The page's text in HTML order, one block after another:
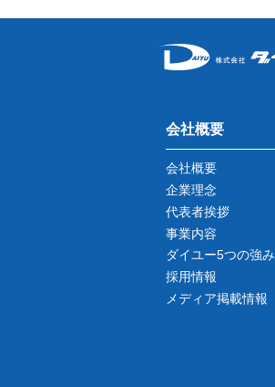
会社概要
会社概要
企業理念
代表者挨拶
事業内容
ダイユー5つの強み
採用情報
メディア掲載情報